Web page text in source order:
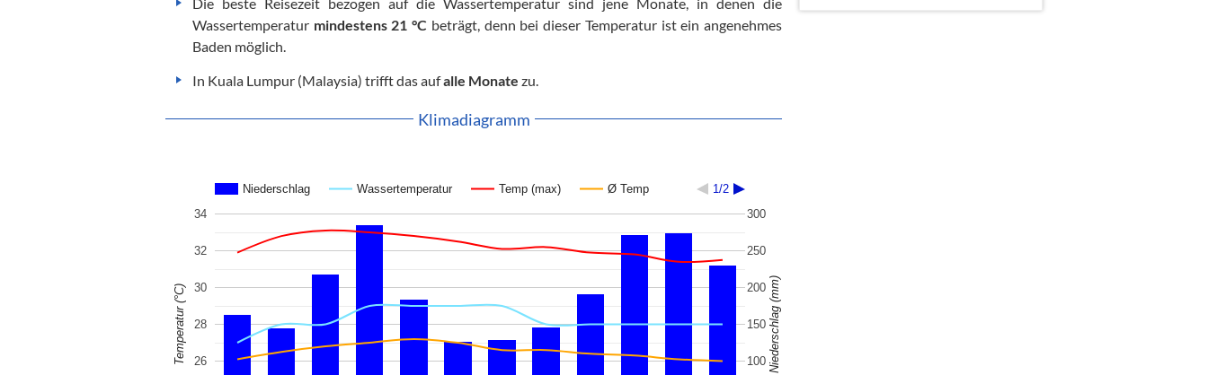
Wassertemperatur mindestens 21 °C beträgt, denn bei dieser Temperatur ist ein angenehmes
Baden möglich.
In Kuala Lumpur (Malaysia) trifft das aufalle Monate zu.
Klimadiagramm
Niederschlag Wassertemperatur Temp (max) Ø Temp 1/2
26
28
30
32
34
100
150
200
250
300
Temperatur (°C) Niederschlag (mm)